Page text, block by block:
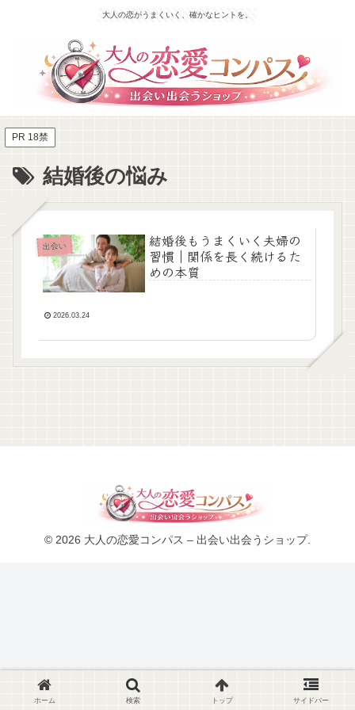
大人の恋がうまくいく、確かなヒントを。
PR 18禁
結婚後の悩み
出会い
結婚後もうまくいく夫婦の
習慣｜関係を長く続けるた
めの本質
2026.03.24
© 2026 大人の恋愛コンパス – 出会い出会うショップ.
ホーム 検索 トップ サイドバー